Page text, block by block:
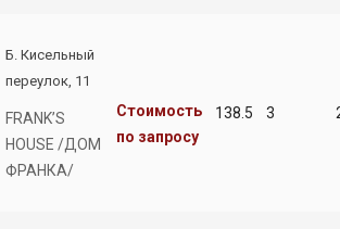
Б. Кисельный
переулок, 11
FRANK’S
HOUSE /ДОМ
ФРАНКА/
Стоимость
по запросу
138.5 3